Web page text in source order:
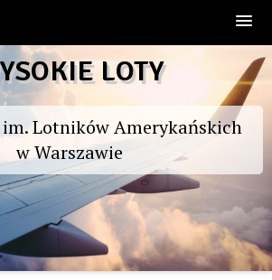
LOTY
Lotników Amerykańskich
w Warszawie